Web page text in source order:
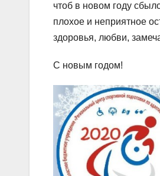
чтоб в новом году
плохое и неприятное
здоровья, любви,
С новым годом!